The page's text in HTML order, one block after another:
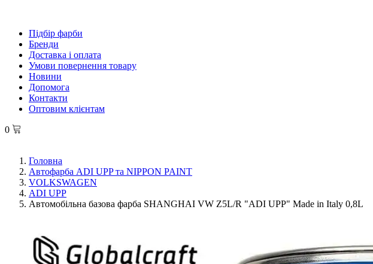
Підбір фарби
Бренди
Доставка і оплата
Умови повернення товару
Новини
Допомога
Контакти
Оптовим клієнтам
0
Головна
Автофарба ADI UPP та NIPPON PAINT
VOLKSWAGEN
ADI UPP
Автомобільна базова фарба SHANGHAI VW Z5L/R "ADI UPP" Made in Italy 0,8L